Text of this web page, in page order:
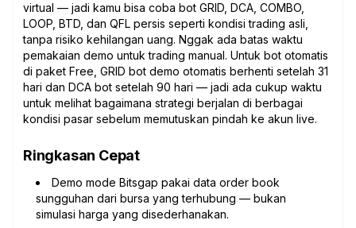
virtual — jadi kamu bisa coba bot GRID, DCA, COMBO,
LOOP, BTD, dan QFL persis seperti kondisi trading asli,
tanpa risiko kehilangan uang. Nggak ada batas waktu
pemakaian demo untuk trading manual. Untuk bot otomatis
di paket Free, GRID bot demo otomatis berhenti setelah 31
hari dan DCA bot setelah 90 hari — jadi ada cukup waktu
untuk melihat bagaimana strategi berjalan di berbagai
kondisi pasar sebelum memutuskan pindah ke akun live.
Ringkasan Cepat
Demo mode Bitsgap pakai data order book
sungguhan dari bursa yang terhubung — bukan
simulasi harga yang disederhanakan.